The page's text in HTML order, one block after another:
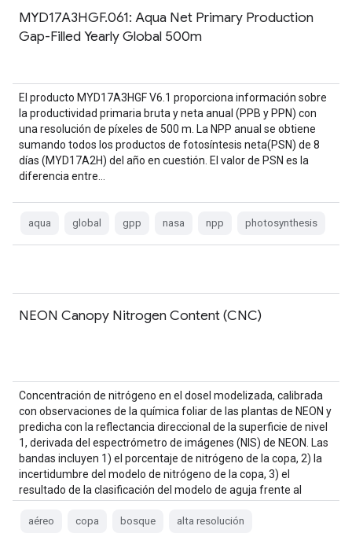
MYD17A3HGF.061: Aqua Net Primary Production
Gap-Filled Yearly Global 500m
El producto MYD17A3HGF V6.1 proporciona información sobre
la productividad primaria bruta y neta anual (PPB y PPN) con
una resolución de píxeles de 500 m. La NPP anual se obtiene
sumando todos los productos de fotosíntesis neta(PSN) de 8
días (MYD17A2H) del año en cuestión. El valor de PSN es la
diferencia entre…
aqua global gpp nasa npp photosynthesis
NEON Canopy Nitrogen Content (CNC)
Concentración de nitrógeno en el dosel modelizada, calibrada
con observaciones de la química foliar de las plantas de NEON y
predicha con la reflectancia direccional de la superficie de nivel
1, derivada del espectrómetro de imágenes (NIS) de NEON. Las
bandas incluyen 1) el porcentaje de nitrógeno de la copa, 2) la
incertidumbre del modelo de nitrógeno de la copa, 3) el
resultado de la clasificación del modelo de aguja frente al
aéreo copa bosque alta resolución